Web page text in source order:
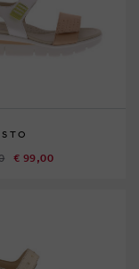
€ 99,00